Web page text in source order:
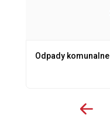
Odpady komunalne